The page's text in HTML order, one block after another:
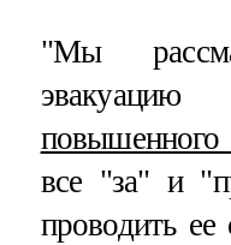
"Мы
повышенного
все "за" и
проводить ее